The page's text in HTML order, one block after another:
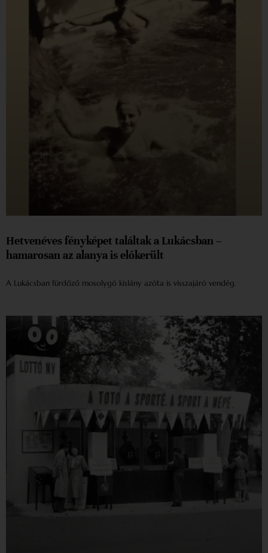
Hetvenéves fényképet találtak a Lukácsban –
hamarosan az alanya is előkerült
A Lukácsban fürdőző mosolygó kislány azóta is visszajáró vendég.